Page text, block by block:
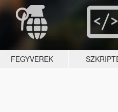
FEGYVEREK